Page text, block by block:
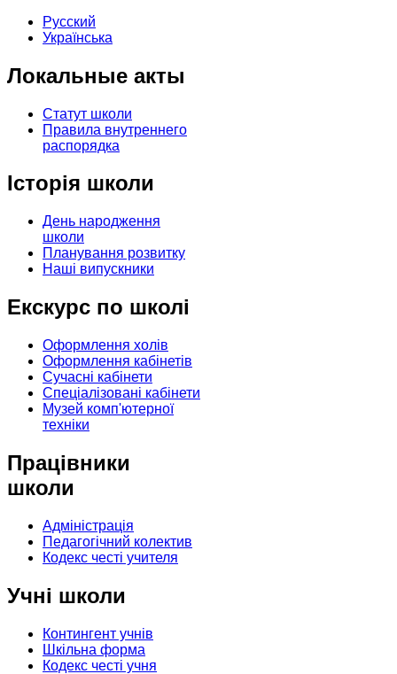
Русский
Українська
Локальные акты
Статут школи
Правила внутреннего
распорядка
Історія школи
День народження
школи
Планування розвитку
Наші випускники
Екскурс по школі
Оформлення холів
Оформлення кабінетів
Сучасні кабінети
Спеціалізовані кабінети
Музей комп'ютерної
техніки
Працівники
школи
Адміністрація
Педагогічний колектив
Кодекс честі учителя
Учні школи
Контингент учнів
Шкільна форма
Кодекс честі учня